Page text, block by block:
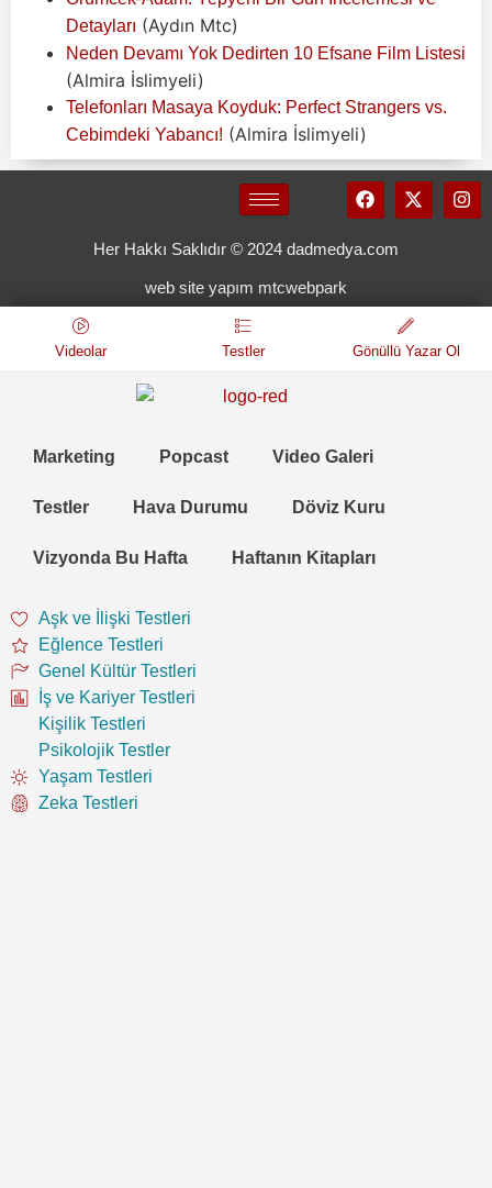
Detayları (Aydın Mtc)
Neden Devamı Yok Dedirten 10 Efsane Film Listesi
(Almira İslimyeli)
Telefonları Masaya Koyduk: Perfect Strangers vs.
Cebimdeki Yabancı! (Almira İslimyeli)
Her Hakkı Saklıdır © 2024 dadmedya.com
web site yapım mtcwebpark
Videolar Testler Gönüllü Yazar Ol
Marketing Popcast Video Galeri
Testler Hava Durumu Döviz Kuru
Vizyonda Bu Hafta Haftanın Kitapları
Aşk ve İlişki Testleri
Eğlence Testleri
Genel Kültür Testleri
İş ve Kariyer Testleri
Kişilik Testleri
Psikolojik Testler
Yaşam Testleri
Zeka Testleri